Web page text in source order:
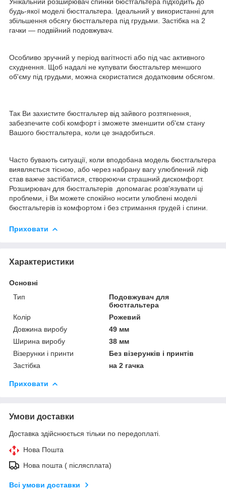
будь-якої моделі бюстгальтера. Ідеальний у використанні для
збільшення обсягу бюстгальтера під грудьми. Застібка на 2
гачки — подвійний подовжувач.
Особливо зручний у період вагітності або під час активного
схуднення. Щоб надалі не купувати бюстгальтер меншого
об'єму під грудьми, можна скористатися додатковим обсягом.
Так Ви захистите бюстгальтер від зайвого розтягнення,
забезпечите собі комфорт і зможете зменшити об'єм стану
Вашого бюстгальтера, коли це знадобиться.
Часто бувають ситуації, коли вподобана модель бюстгальтера
виявляється тісною, або через набрану вагу улюблений ліф
став важче застібатися, створюючи страшний дискомфорт.
Розширювач для бюстгальтерів допомагає розв'язувати ці
проблеми, і Ви можете спокійно носити улюблені моделі
бюстгальтерів із комфортом і без стримання грудей і спини.
Приховати
Характеристики
Основні
Тип
Подовжувач для
бюстгальтера
Колір
Рожевий
Довжина виробу
49 мм
Ширина виробу
38 мм
Візерунки і принти
Без візерунків і принтів
Застібка
на 2 гачка
Приховати
Умови доставки
Доставка здійснюється тільки по передоплаті.
Нова Пошта
Нова пошта ( післясплата)
Всі умови доставки